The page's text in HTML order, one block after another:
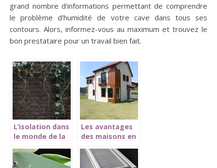
grand nombre d’informations permettant de comprendre
le problème d’humidité de votre cave dans tous ses
contours. Alors, informez-vous au maximum et trouvez le
bon prestataire pour un travail bien fait.
L’isolation dans
le monde de la
Les avantages
des maisons en